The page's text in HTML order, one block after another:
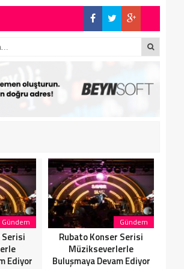
ALKIŞ
SON KEZ
Gündem
Ediyor
Gündem
Rubato Konser Serisi
Müzikseverlerle
Buluşmaya Devam Ediyor